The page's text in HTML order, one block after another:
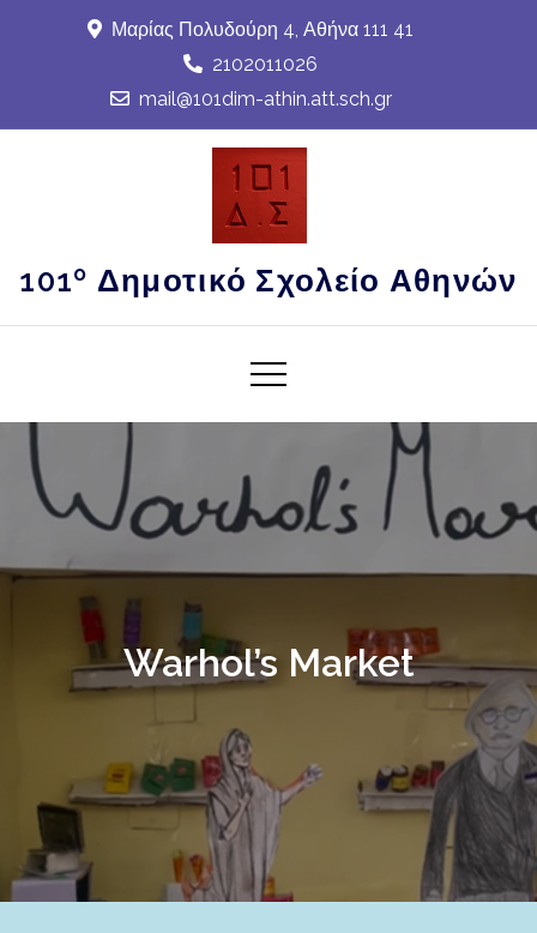
Μαρίας Πολυδούρη 4, Αθήνα 111 41
2102011026
mail@101dim-athin.att.sch.gr
101º Δημοτικό Σχολείο Αθηνών
Warhol’s Market